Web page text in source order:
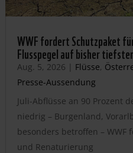
WWF fordert Schutzpaket
Flusspegel auf bisher
Aug. 5, 2026 | Flüsse,
Presse-Aussendung
Juli-Abflüsse an 90 Prozent
niedrig – Burgenland,
besonders betroffen – WWF
und Renaturierung